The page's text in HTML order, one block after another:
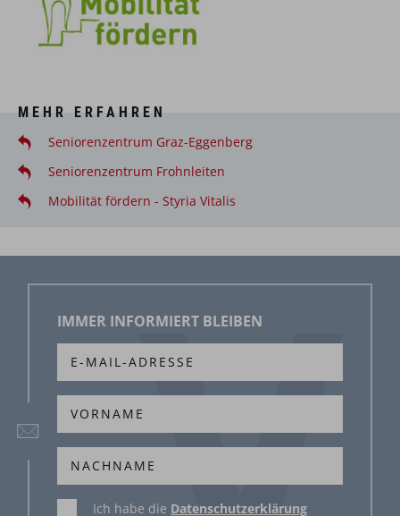
MEHR ERFAHREN
Seniorenzentrum Graz-Eggenberg
Seniorenzentrum Frohnleiten
Mobilität fördern - Styria Vitalis
IMMER INFORMIERT BLEIBEN
Ich habe die Datenschutzerklärung